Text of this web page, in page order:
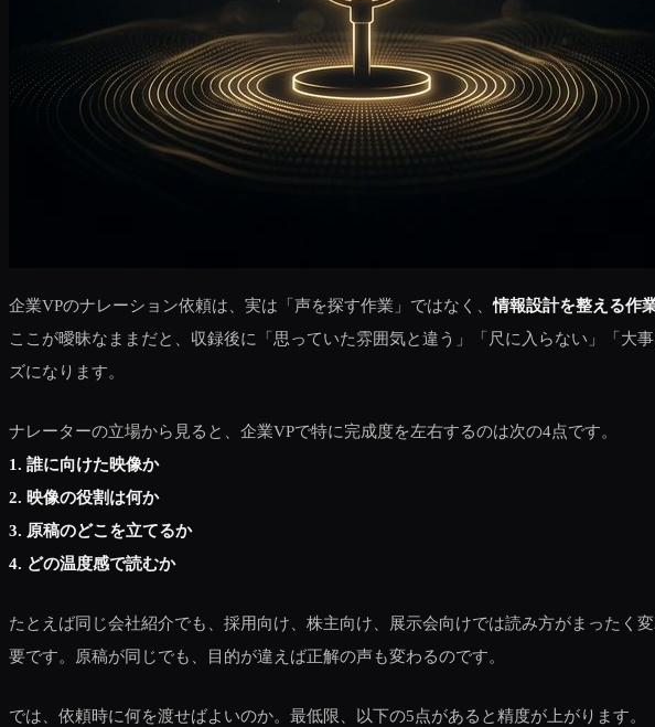
企業VPのナレーション依頼は、実は「声を探す作業」ではなく、情報設計を整える作
ここが曖昧なままだと、収録後に「思っていた雰囲気と違う」「尺に入らない」「
ズになります。
ナレーターの立場から見ると、企業VPで特に完成度を左右するのは次の4点です。
1. 誰に向けた映像か
2. 映像の役割は何か
3. 原稿のどこを立てるか
4. どの温度感で読むか
たとえば同じ会社紹介でも、採用向け、株主向け、展示会向けでは読み方がまった
要です。原稿が同じでも、目的が違えば正解の声も変わるのです。
では、依頼時に何を渡せばよいのか。最低限、以下の5点があると精度が上がります。